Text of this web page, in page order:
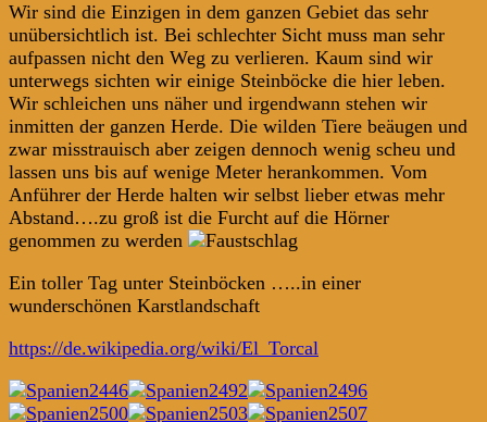
Wir sind die Einzigen in dem ganzen Gebiet das sehr
unübersichtlich ist. Bei schlechter Sicht muss man sehr
aufpassen nicht den Weg zu verlieren. Kaum sind wir
unterwegs sichten wir einige Steinböcke die hier leben.
Wir schleichen uns näher und irgendwann stehen wir
inmitten der ganzen Herde. Die wilden Tiere beäugen und
zwar misstrauisch aber zeigen dennoch wenig scheu und
lassen uns bis auf wenige Meter herankommen. Vom
Anführer der Herde halten wir selbst lieber etwas mehr
Abstand….zu groß ist die Furcht auf die Hörner
genommen zu werden
Ein toller Tag unter Steinböcken …..in einer
wunderschönen Karstlandschaft
https://de.wikipedia.org/wiki/El_Torcal